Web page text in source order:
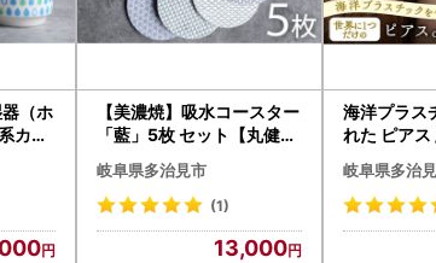
するものであり、それ以外の目的で使用するものでは
事業者に通知します。
対象となる地方団体の指定について】
9月26日付総務大臣通知「ふるさと納税の対象となる
）第37条の2第2項及び第314条の7第2項の規定に基
器（ホ
カッ
（
陶】
【美濃焼】吸水コースター
「藍」5枚 セット【丸健製
陶】 [TAY017]
岐阜県多治見市
(1)
13,000
海洋プラス
れた ピア
obolon い
ジュMIX 多
6]
岐阜県多治